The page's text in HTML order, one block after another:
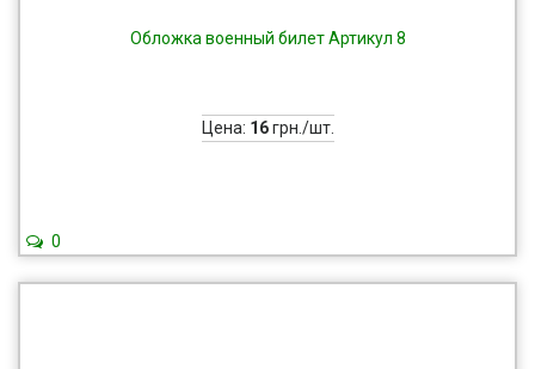
Обложка военный билет Артикул 8
Цена: 16грн./шт.
0